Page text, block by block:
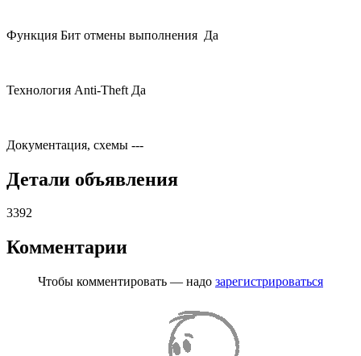
Функция Бит отмены выполнения Да
Технология Anti-Theft Да
Документация, схемы ---
Детали объявления
3392
Комментарии
Чтобы комментировать — надо зарегистрироваться